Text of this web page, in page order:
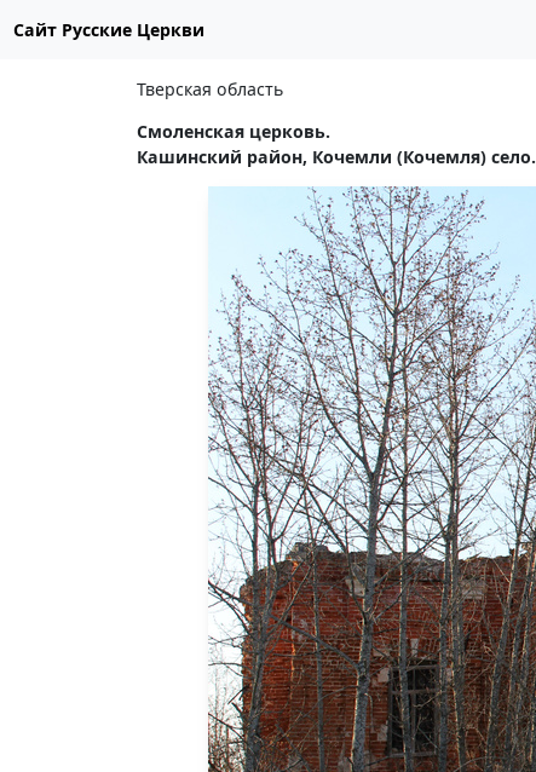
Сайт Русские Церкви
Тверская область
Смоленская церковь.
Кашинский район, Кочемли (Кочемля) село.